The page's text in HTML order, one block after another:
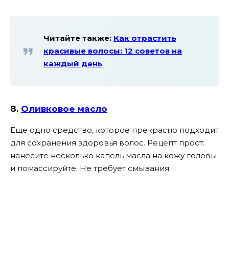
Читайте также: Как отрастить
красивые волосы: 12 советов на
каждый день
8. Оливковое масло
Еще одно средство, которое прекрасно подходит
для сохранения здоровья волос. Рецепт прост:
нанесите несколько капель масла на кожу головы
и помассируйте. Не требует смывания.